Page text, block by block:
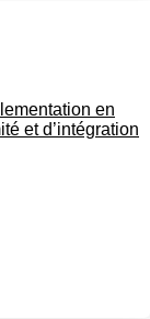
en
et d’intégration